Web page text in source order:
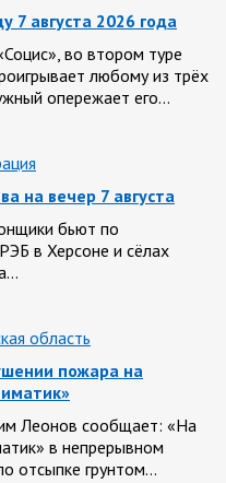
7 августа 2026 года
во втором туре
любому из трёх
опережает его…
на вечер 7 августа
бьют по
в Херсоне и сёлах
область
пожара на
Леонов сообщает: «На
в непрерывном
отсыпке грунтом…